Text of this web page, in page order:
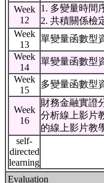
Week
12
1. 多變量時間
2. 共積關係檢
Week
13
單變量函數型
Week
14
單變量函數型
Week
15
多變量函數型
Week
16
財務金融實證
分析線上影片
的線上影片教
self-
directed
learning
Evaluation